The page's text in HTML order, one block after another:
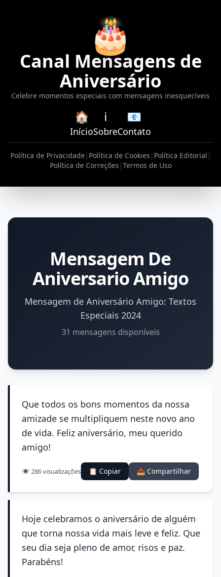
🎂
Canal Mensagens de
Aniversário
Celebre momentos especiais com mensagens inesquecíveis
🏠
Início
ℹ️
Sobre
📧
Contato
Política de Privacidade| Política de Cookies | Política Editorial |
Política de Correções |Termos de Uso
Mensagem De
Aniversario Amigo
Mensagem de Aniversário Amigo: Textos
Especiais 2024
31 mensagens disponíveis
Que todos os bons momentos da nossa
amizade se multipliquem neste novo ano
de vida. Feliz aniversário, meu querido
amigo!
👁️ 286 visualizações 📋 Copiar 📤 Compartilhar
Hoje celebramos o aniversário de alguém
que torna nossa vida mais leve e feliz. Que
seu dia seja pleno de amor, risos e paz.
Parabéns!